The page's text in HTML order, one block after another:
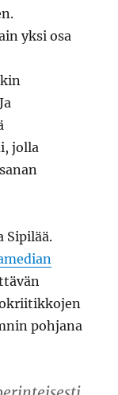
yksi osa
jolla
Sipilää.
pohjana